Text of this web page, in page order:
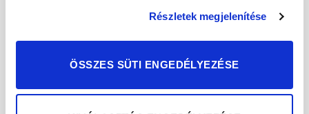
Részletek megjelenítése
ÖSSZES SÜTI ENGEDÉLYEZÉSE
ban
Egy
RI%*
Kálium
mg
442 mg 44%